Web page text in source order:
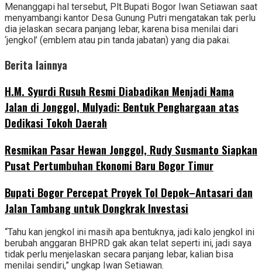
Menanggapi hal tersebut, Plt.Bupati Bogor Iwan Setiawan saat
menyambangi kantor Desa Gunung Putri mengatakan tak perlu
dia jelaskan secara panjang lebar, karena bisa menilai dari
‘jengkol’ (emblem atau pin tanda jabatan) yang dia pakai.
Berita lainnya
H.M. Syurdi Rusuh Resmi Diabadikan Menjadi Nama
Jalan di Jonggol, Mulyadi: Bentuk Penghargaan atas
Dedikasi Tokoh Daerah
Resmikan Pasar Hewan Jonggol, Rudy Susmanto Siapkan
Pusat Pertumbuhan Ekonomi Baru Bogor Timur
Bupati Bogor Percepat Proyek Tol Depok–Antasari dan
Jalan Tambang untuk Dongkrak Investasi
“Tahu kan jengkol ini masih apa bentuknya, jadi kalo jengkol ini
berubah anggaran BHPRD gak akan telat seperti ini, jadi saya
tidak perlu menjelaskan secara panjang lebar, kalian bisa
menilai sendiri,” ungkap Iwan Setiawan.